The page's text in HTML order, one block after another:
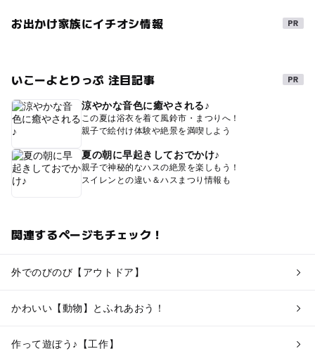
お出かけ家族にイチオシ情報
いこーよとりっぷ 注目記事
涼やかな音色に癒やされる♪
この夏は浴衣を着て風鈴市・まつりへ！
親子で絵付け体験や絶景を満喫しよう
夏の朝に早起きしておでかけ♪
親子で神秘的なハスの絶景を楽しもう！
スイレンとの違い＆ハスまつり情報も
関連するページもチェック！
外でのびのび【アウトドア】
かわいい【動物】とふれあおう！
作って遊ぼう♪【工作】